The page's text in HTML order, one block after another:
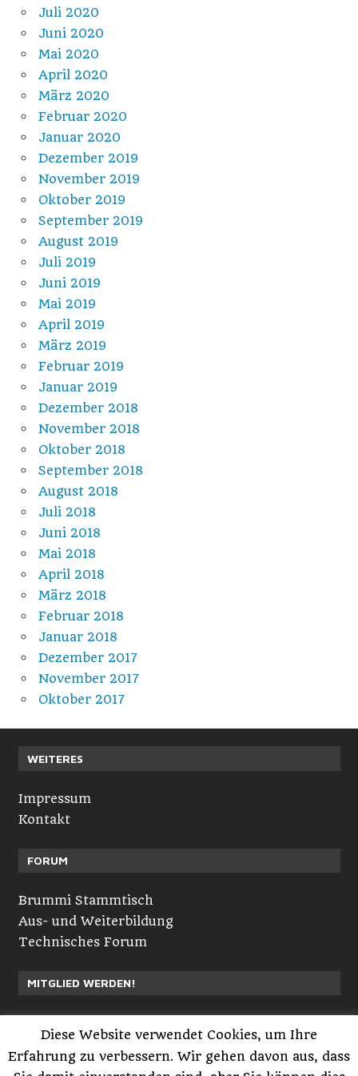
Juli 2020
Juni 2020
Mai 2020
April 2020
März 2020
Februar 2020
Januar 2020
Dezember 2019
November 2019
Oktober 2019
September 2019
August 2019
Juli 2019
Juni 2019
Mai 2019
April 2019
März 2019
Februar 2019
Januar 2019
Dezember 2018
November 2018
Oktober 2018
September 2018
August 2018
Juli 2018
Juni 2018
Mai 2018
April 2018
März 2018
Februar 2018
Januar 2018
Dezember 2017
November 2017
Oktober 2017
WEITERES
Impressum
Kontakt
FORUM
Brummi Stammtisch
Aus- und Weiterbildung
Technisches Forum
MITGLIED WERDEN!
Registrieren
Anmelden
Diese Website verwendet Cookies, um Ihre
Erfahrung zu verbessern. Wir gehen davon aus, dass